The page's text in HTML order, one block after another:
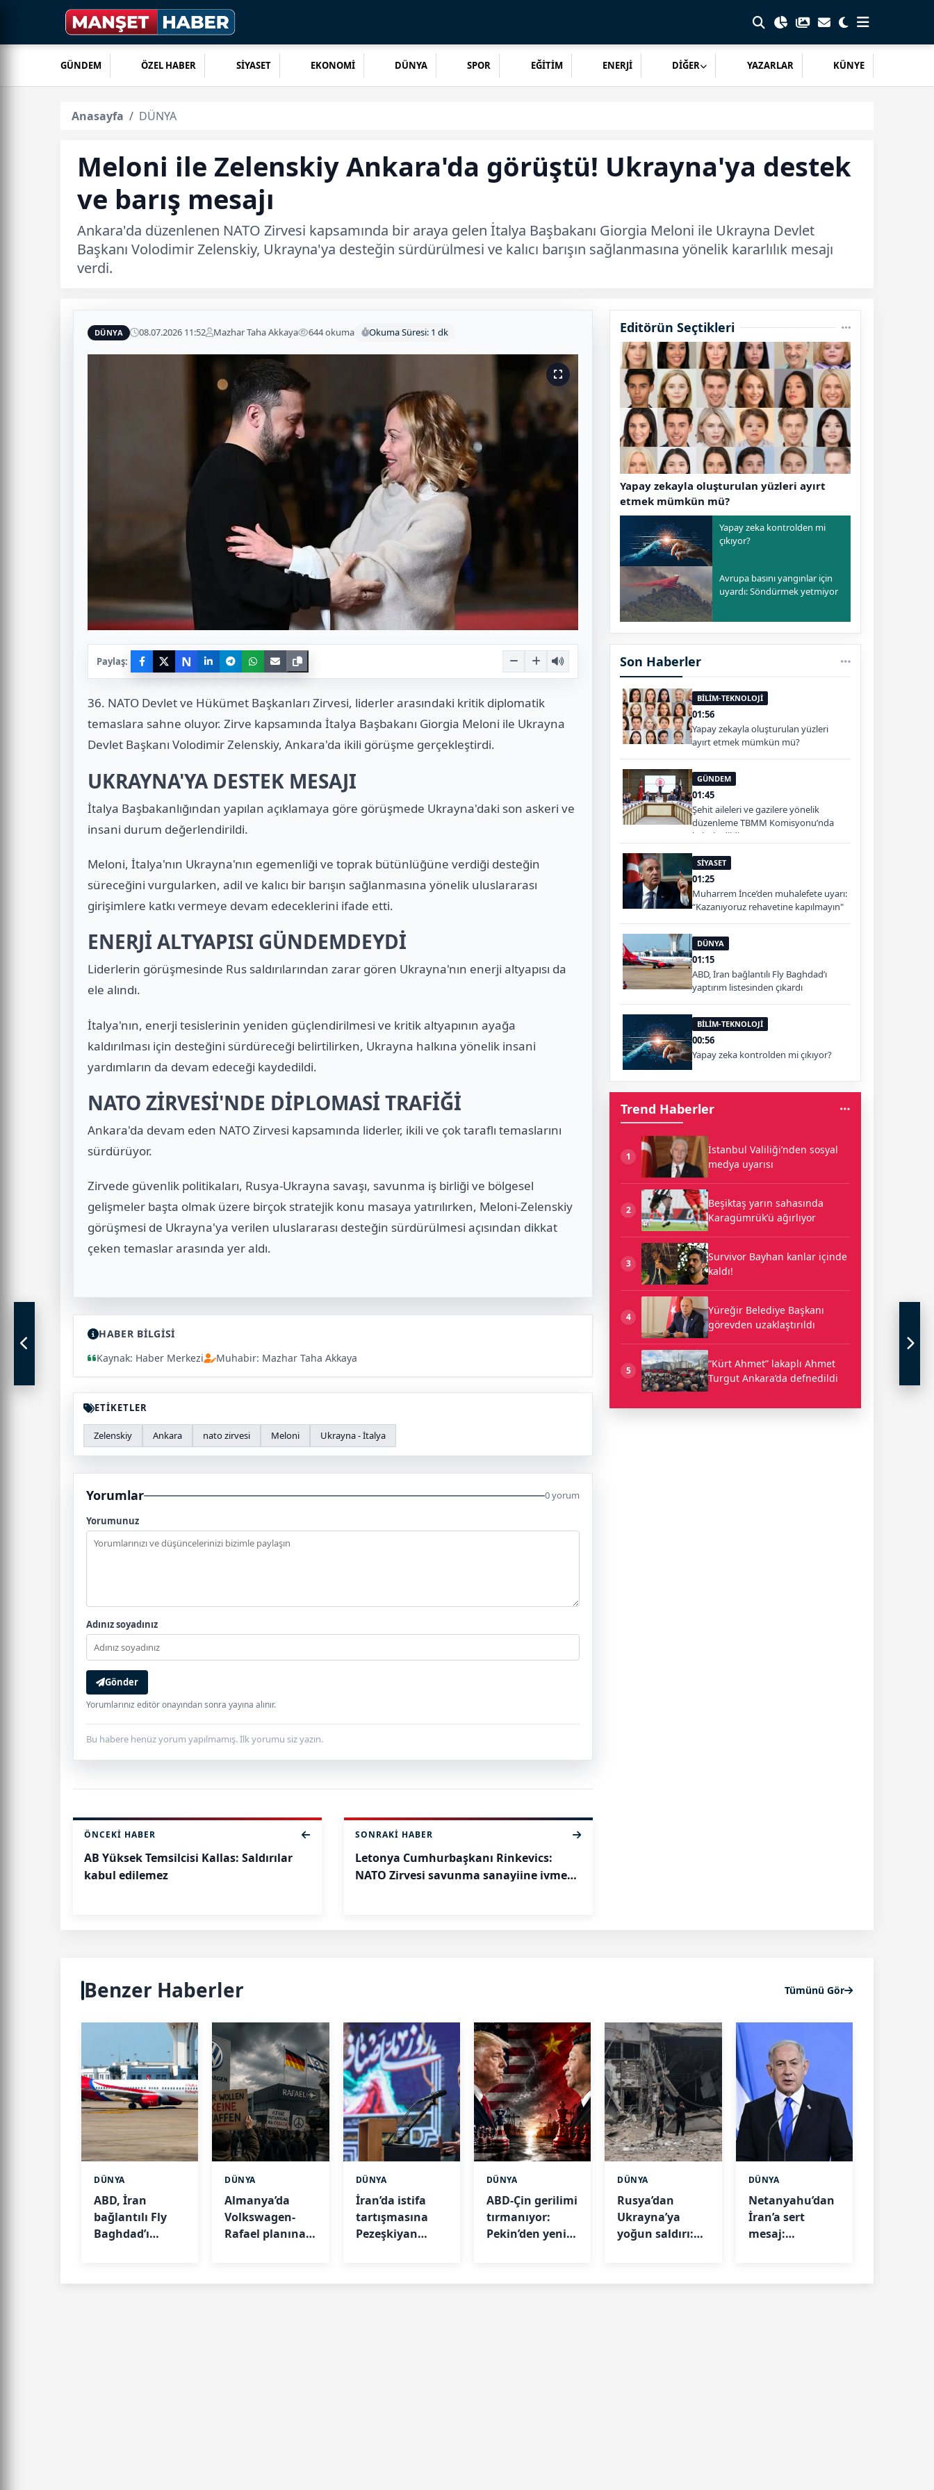
GÜNDEM ÖZEL HABER SİYASET EKONOMİ DÜNYA SPOR EĞİTİM ENERJİ DİĞER YAZARLAR KÜNYE
Anasayfa DÜNYA
Meloni ile Zelenskiy Ankara'da görüştü! Ukrayna'ya destek
ve barış mesajı
Ankara'da düzenlenen NATO Zirvesi kapsamında bir araya gelen İtalya Başbakanı Giorgia Meloni ile Ukrayna Devlet
Başkanı Volodimir Zelenskiy, Ukrayna'ya desteğin sürdürülmesi ve kalıcı barışın sağlanmasına yönelik kararlılık mesajı
verdi.
DÜNYA 08.07.2026 11:52 Mazhar Taha Akkaya 644 okuma Okuma Süresi: 1 dk
Paylaş: N
36. NATO Devlet ve Hükümet Başkanları Zirvesi, liderler arasındaki kritik diplomatik
temaslara sahne oluyor. Zirve kapsamında İtalya Başbakanı Giorgia Meloni ile Ukrayna
Devlet Başkanı Volodimir Zelenskiy, Ankara'da ikili görüşme gerçekleştirdi.
UKRAYNA'YA DESTEK MESAJI
İtalya Başbakanlığından yapılan açıklamaya göre görüşmede Ukrayna'daki son askeri ve
insani durum değerlendirildi.
Meloni, İtalya'nın Ukrayna'nın egemenliği ve toprak bütünlüğüne verdiği desteğin
süreceğini vurgularken, adil ve kalıcı bir barışın sağlanmasına yönelik uluslararası
girişimlere katkı vermeye devam edeceklerini ifade etti.
ENERJİ ALTYAPISI GÜNDEMDEYDİ
Liderlerin görüşmesinde Rus saldırılarından zarar gören Ukrayna'nın enerji altyapısı da
ele alındı.
İtalya'nın, enerji tesislerinin yeniden güçlendirilmesi ve kritik altyapının ayağa
kaldırılması için desteğini sürdüreceği belirtilirken, Ukrayna halkına yönelik insani
yardımların da devam edeceği kaydedildi.
NATO ZİRVESİ'NDE DİPLOMASİ TRAFİĞİ
Ankara'da devam eden NATO Zirvesi kapsamında liderler, ikili ve çok taraflı temaslarını
sürdürüyor.
Zirvede güvenlik politikaları, Rusya-Ukrayna savaşı, savunma iş birliği ve bölgesel
gelişmeler başta olmak üzere birçok stratejik konu masaya yatırılırken, Meloni-Zelenskiy
görüşmesi de Ukrayna'ya verilen uluslararası desteğin sürdürülmesi açısından dikkat
çeken temaslar arasında yer aldı.
HABER BİLGİSİ
Kaynak: Haber Merkezi
Muhabir: Mazhar Taha Akkaya
ETİKETLER
Zelenskiy Ankara nato zirvesi Meloni Ukrayna - İtalya
Yorumlar 0 yorum
Yorumunuz
Adınız soyadınız
Gönder
Yorumlarınız editör onayından sonra yayına alınır.
Bu habere henüz yorum yapılmamış. İlk yorumu siz yazın.
ÖNCEKI HABER
AB Yüksek Temsilcisi Kallas: Saldırılar
kabul edilemez
SONRAKI HABER
Letonya Cumhurbaşkanı Rinkevics:
NATO Zirvesi savunma sanayiine ivme
Editörün Seçtikleri
Yapay zekayla oluşturulan yüzleri ayırt
etmek mümkün mü?
Yapay zeka kontrolden mi
çıkıyor?
Avrupa basını yangınlar için
uyardı: Söndürmek yetmiyor
Son Haberler
BİLİM-TEKNOLOJİ
01:56
Yapay zekayla oluşturulan yüzleri
ayırt etmek mümkün mü?
GÜNDEM
01:45
Şehit aileleri ve gazilere yönelik
düzenleme TBMM Komisyonu’nda
kabul edildi
SİYASET
01:25
Muharrem İnce’den muhalefete uyarı:
“Kazanıyoruz rehavetine kapılmayın"
DÜNYA
01:15
ABD, İran bağlantılı Fly Baghdad’ı
yaptırım listesinden çıkardı
BİLİM-TEKNOLOJİ
00:56
Yapay zeka kontrolden mi çıkıyor?
Trend Haberler
1
İstanbul Valiliği’nden sosyal
medya uyarısı
2
Beşiktaş yarın sahasında
Karagümrük’ü ağırlıyor
3
Survivor Bayhan kanlar içinde
kaldı!
4
Yüreğir Belediye Başkanı
görevden uzaklaştırıldı
5
“Kürt Ahmet” lakaplı Ahmet
Turgut Ankara’da defnedildi
Benzer Haberler Tümünü Gör
DÜNYA
ABD, İran
bağlantılı Fly
Baghdad’ı
DÜNYA
Almanya’da
Volkswagen-
Rafael planına
DÜNYA
İran’da istifa
tartışmasına
Pezeşkiyan
DÜNYA
ABD-Çin gerilimi
tırmanıyor:
Pekin’den yeni
DÜNYA
Rusya’dan
Ukrayna’ya
yoğun saldırı:
DÜNYA
Netanyahu’dan
İran’a sert
mesaj: